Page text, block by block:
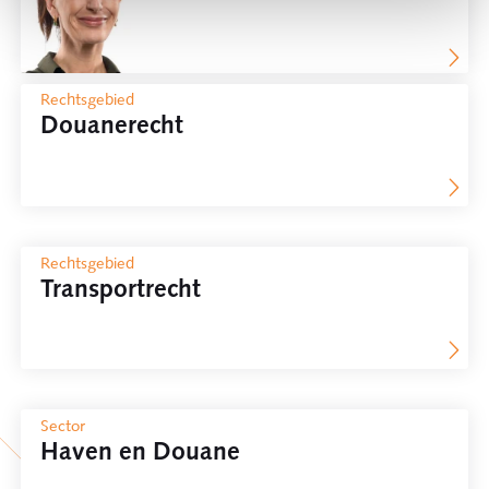
Rechtsgebied
Douanerecht
Rechtsgebied
Transportrecht
Sector
Haven en Douane